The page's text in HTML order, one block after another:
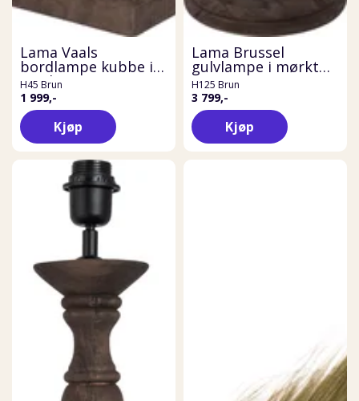
Lama Vaals
bordlampe kubbe i
mørkt tre
H45 Brun
1 999,-
Kjøp
Lama Brussel
gulvlampe i mørkt
tre
H125 Brun
3 799,-
Kjøp